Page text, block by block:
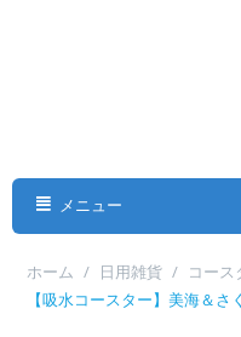
メニュー
ホーム / 日用雑貨 / コース
【吸水コースター】美海＆